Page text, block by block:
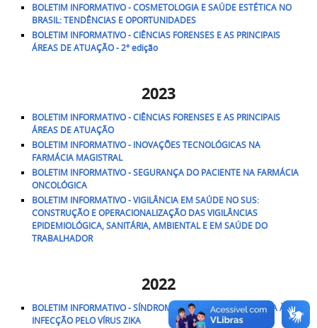
BOLETIM INFORMATIVO - COSMETOLOGIA E SAÚDE ESTÉTICA NO
BRASIL: TENDÊNCIAS E OPORTUNIDADES
BOLETIM INFORMATIVO - CIÊNCIAS FORENSES E AS PRINCIPAIS
ÁREAS DE ATUAÇÃO - 2° edição
2023
BOLETIM INFORMATIVO - CIÊNCIAS FORENSES E AS PRINCIPAIS
ÁREAS DE ATUAÇÃO
BOLETIM INFORMATIVO - INOVAÇÕES TECNOLÓGICAS NA
FARMÁCIA MAGISTRAL
BOLETIM INFORMATIVO - SEGURANÇA DO PACIENTE NA FARMÁCIA
ONCOLÓGICA
BOLETIM INFORMATIVO - VIGILÂNCIA EM SAÚDE NO SUS:
CONSTRUÇÃO E OPERACIONALIZAÇÃO DAS VIGILÂNCIAS
EPIDEMIOLÓGICA, SANITÁRIA, AMBIENTAL E EM SAÚDE DO
TRABALHADOR
2022
BOLETIM INFORMATIVO - SÍNDROME CONGÊNITA ASSOCIADA À
INFECÇÃO PELO VÍRUS ZIKA